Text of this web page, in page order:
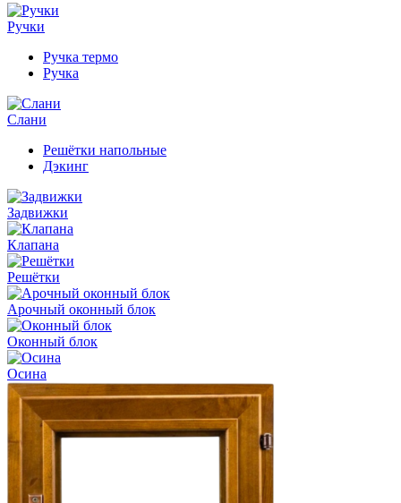
Ручки
Ручка термо
Ручка
Слани
Решётки напольные
Дэкинг
Задвижки
Клапана
Решётки
Арочный оконный блок
Оконный блок
Осина